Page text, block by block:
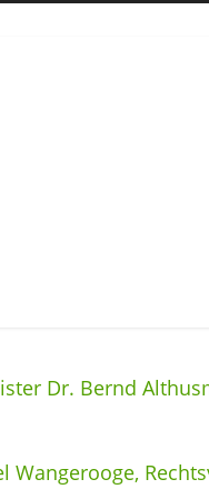
Dr. Bernd
Wangerooge,